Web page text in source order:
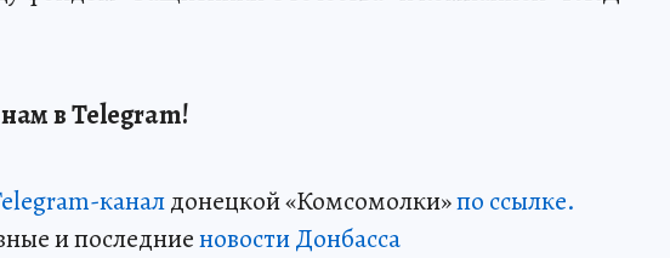
в Telegram!
каналдонецкой «Комсомолки»по ссылке.
и последниеновости Донбасса